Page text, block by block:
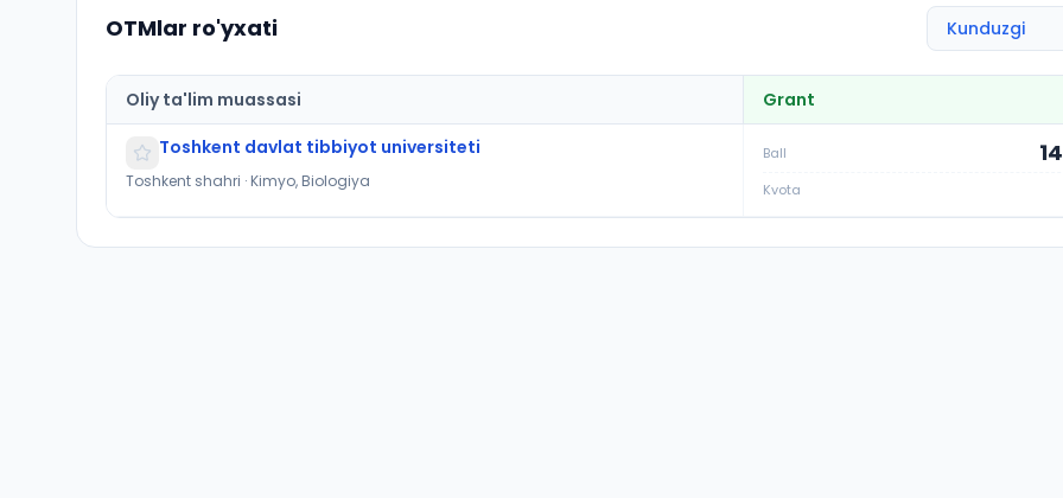
OTMlar ro'yxati
Oliy ta'lim muassasi
Grant
Toshkent davlat tibbiyot universiteti
Toshkent shahri · Kimyo, Biologiya
Ball
Kvota